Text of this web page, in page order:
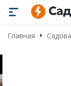
Главная